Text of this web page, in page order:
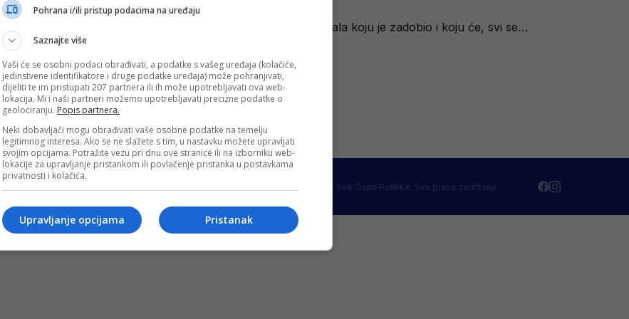
kroz pravi pakao
tema bosanskohercegovačkih medija, zbog povrede stopala koju je zadobio i koju će, svi se…
© 2026 Sve Osim Politike. Sva prava zadržana.
Pohrana i/ili pristup podacima na uređaju
Saznajte više
Vaši će se osobni podaci obrađivati, a podatke s vašeg uređaja (kolačiće,
jedinstvene identifikatore i druge podatke uređaja) može pohranjivati,
dijeliti te im pristupati 207 partnera ili ih može upotrebljavati ova web-
lokacija. Mi i naši partneri možemo upotrebljavati precizne podatke o
geolociranju. Popis partnera.
Neki dobavljači mogu obrađivati vaše osobne podatke na temelju
legitimnog interesa. Ako se ne slažete s tim, u nastavku možete upravljati
svojim opcijama. Potražite vezu pri dnu ove stranice ili na izborniku web-
lokacije za upravljanje pristankom ili povlačenje pristanka u postavkama
privatnosti i kolačića.
Pristanak
Upravljanje opcijama